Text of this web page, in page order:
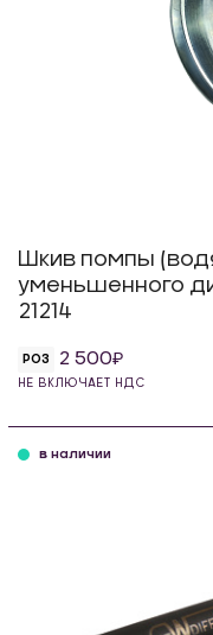
Шкив помпы
уменьшенного
21214
РОЗ 2 500
НЕ ВКЛЮЧАЕТ НДС
в наличии